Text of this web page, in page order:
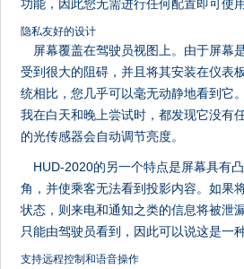
功能，因此您无需进行任何配置即可使
隐私友好的设计
屏幕覆盖在驾驶员视图上。由于屏幕
受到很大的阻碍，并且将其安装在仪表
统相比，您几乎可以毫无动静地看到它
我在白天和晚上尝试时，都发现它没有
的光传感器会自动调节亮度。
HUD-2020的另一个特点是屏幕具有
角，并使乘客无法看到投影内容。如果
状态，则来电和通知之类的信息将被泄
只能由驾驶员看到，因此可以说这是一
支持远程控制和语音操作